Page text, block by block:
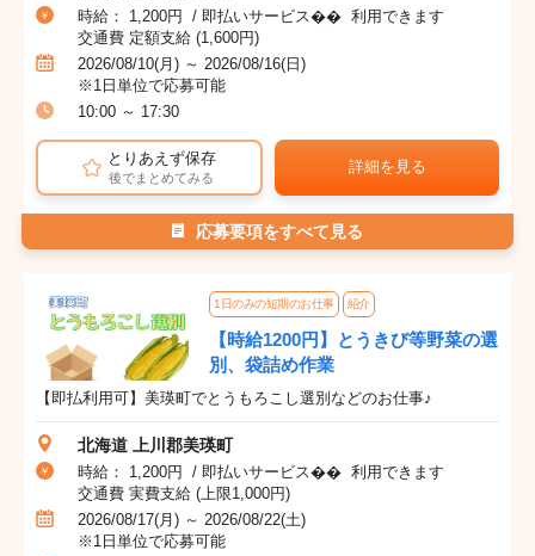
時給： 1,200円 / 即払いサービス�� 利用できます
交通費 定額支給 (1,600円)
2026/08/10(月) ～ 2026/08/16(日)
※1日単位で応募可能
10:00 ～ 17:30
とりあえず保存
後でまとめてみる
詳細を見る
応募要項をすべて見る
1日のみの短期のお仕事 紹介
【時給1200円】とうきび等野菜の選
別、袋詰め作業
【即払利用可】美瑛町でとうもろこし選別などのお仕事♪
北海道 上川郡美瑛町
時給： 1,200円 / 即払いサービス�� 利用できます
交通費 実費支給 (上限1,000円)
2026/08/17(月) ～ 2026/08/22(土)
※1日単位で応募可能